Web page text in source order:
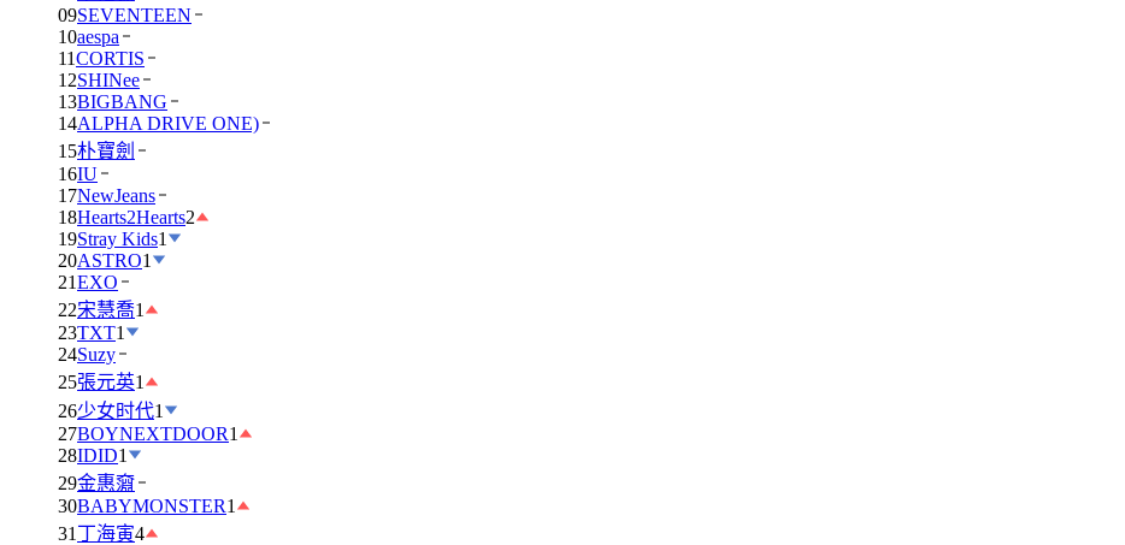
09SEVENTEEN
10aespa
11CORTIS
12SHINee
13BIGBANG
14ALPHA DRIVE ONE)
15朴寶劍
16IU
17NewJeans
18Hearts2Hearts2
19Stray Kids1
20ASTRO1
21EXO
22宋慧喬1
23TXT1
24Suzy
25張元英1
26少女时代1
27BOYNEXTDOOR1
28IDID1
29金惠奫
30BABYMONSTER1
31 丁海寅4